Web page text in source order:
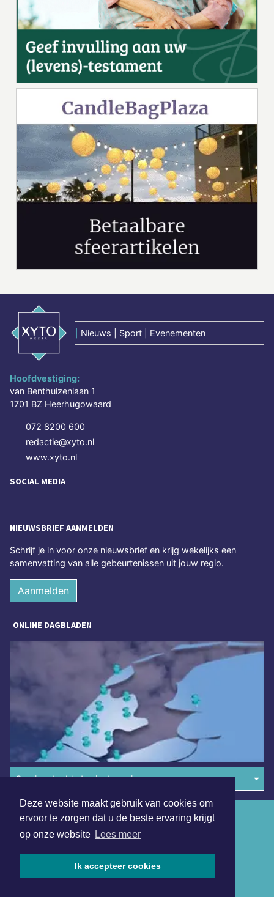
Deze website maakt gebruik van cookies om
ervoor te zorgen dat u de beste ervaring krijgt
op onze website Lees meer
Ik accepteer cookies
Nieuws | Sport | Evenementen
Hoofdvestiging:
van Benthuizenlaan 1
1701 BZ Heerhugowaard
072 8200 600
redactie@xyto.nl
www.xyto.nl
SOCIAL MEDIA
NIEUWSBRIEF AANMELDEN
Schrijf je in voor onze nieuwsbrief en krijg wekelijks een
samenvatting van alle gebeurtenissen uit jouw regio.
Aanmelden
ONLINE DAGBLADEN
Overige dagbladen in de regio
Algemene voorwaarden
Disclaimer